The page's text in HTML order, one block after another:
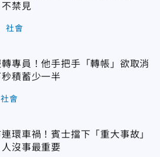
禁見
社會
專員！他手把手「轉帳」欲取消
積蓄少一半
社會
環車禍！賓士擋下「重大事故」
沒事最重要